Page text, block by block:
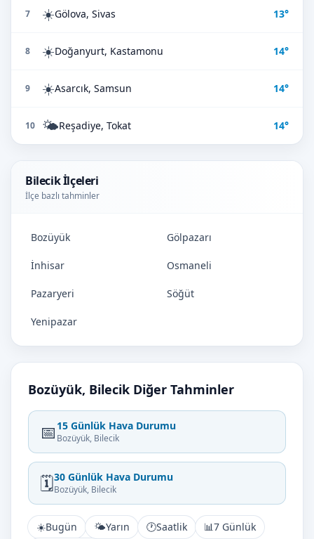
7 ☀️Gölova, Sivas 13°
8 ☀️Doğanyurt, Kastamonu 14°
9 ☀️Asarcık, Samsun 14°
10 🌤️Reşadiye, Tokat 14°
Bilecik İlçeleri
İlçe bazlı tahminler
Bozüyük Gölpazarı
İnhisar Osmaneli
Pazaryeri Söğüt
Yenipazar
Bozüyük, Bilecik Diğer Tahminler
📅 15 Günlük Hava Durumu
Bozüyük, Bilecik
🗓️30 Günlük Hava Durumu
Bozüyük, Bilecik
☀️Bugün 🌤️Yarın 🕐Saatlik 📊7 Günlük